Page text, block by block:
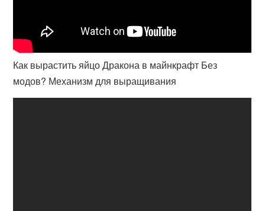
Как вырастить яйцо Дракона в майнкрафт Без
модов? Механизм для выращивания